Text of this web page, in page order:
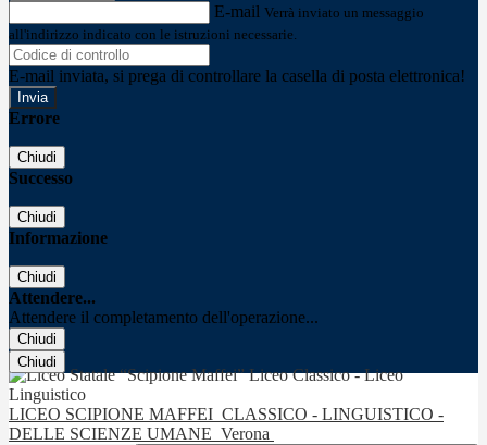
E-mail Verrà inviato un messaggio
all'indirizzo indicato con le istruzioni necessarie.
E-mail inviata, si prega di controllare la casella di posta elettronica!
Errore
Chiudi
Successo
Chiudi
Informazione
Chiudi
Attendere...
Attendere il completamento dell'operazione...
Chiudi
Chiudi
LICEO SCIPIONE MAFFEI CLASSICO - LINGUISTICO -
DELLE SCIENZE UMANE Verona